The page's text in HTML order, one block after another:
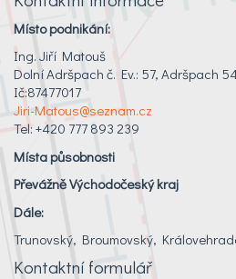
Místo podnikání:
Ing. Jiří Matouš
Dolní Adršpach č. Ev.: 57, Adršpach
Ič:87477017
Jiri-Matous@seznam.cz
Tel: +420 777 893 239
Místa působnosti
Převážně Východočeský kraj
Dále:
Trunovský, Broumovský,
Kontaktní formulář